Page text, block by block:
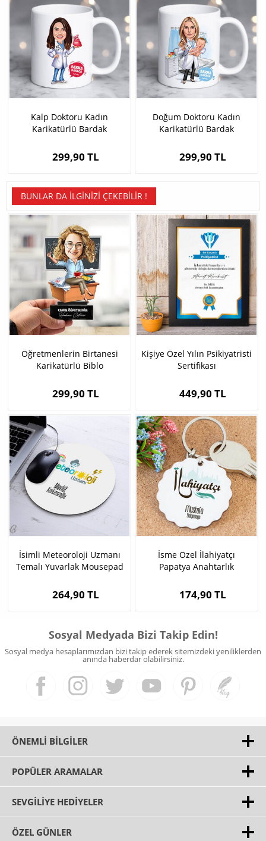
Kalp Doktoru Kadın
Karikatürlü Bardak
299,90 TL
Doğum Doktoru Kadın
Karikatürlü Bardak
299,90 TL
BUNLAR DA İLGINIZI ÇEKEBILIR !
Öğretmenlerin Birtanesi
Karikatürlü Biblo
299,90 TL
Kişiye Özel Yılın Psikiyatristi
Sertifikası
449,90 TL
İsimli Meteoroloji Uzmanı
Temalı Yuvarlak Mousepad
264,90 TL
İsme Özel İlahiyatçı
Papatya Anahtarlık
174,90 TL
Sosyal Medyada Bizi Takip Edin!
Sosyal medya hesaplarımızdan bizi takip ederek sitemizdeki yeniliklerden
anında haberdar olabilirsiniz.
ÖNEMLI BILGILER
POPÜLER ARAMALAR
SEVGILIYE HEDIYELER
ÖZEL GÜNLER